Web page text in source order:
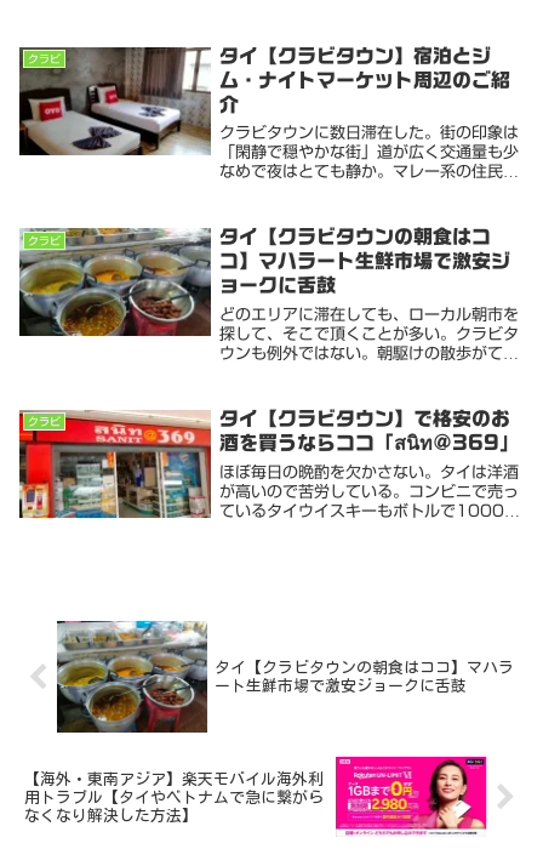
が8000円程に値上がりしてしまった。時
間もあるこ...
クラビ
タイ【クラビタウン】宿泊とジ
ム・ナイトマーケット周辺のご紹
介
クラビタウンに数日滞在した。街の印象は
「閑静で穏やかな街」道が広く交通量も少
なめで夜はとても静か。マレー系の住民や
ナンビーチに比べて物価も安く。外国人向
けコンドなど...
クラビ
タイ【クラビタウンの朝食はコ
コ】マハラート生鮮市場で激安ジ
ョークに舌鼓
どのエリアに滞在しても、ローカル朝市を
探して、そこで頂くことが多い。クラビタ
ウンも例外ではない。朝駆けの散歩がてら
なお寺なんかに立ち寄りながら腹をすかせ
る。2...
クラビ
タイ【クラビタウン】で格安のお
酒を買うならココ「สนิท@369」
ほぼ毎日の晩酌を欠かさない。タイは洋酒
が高いので苦労している。コンビニで売っ
ているタイウイスキーもボトルで1000円
タイ【クラビタウンの朝食はココ】マハラ
ート生鮮市場で激安ジョークに舌鼓
【海外・東南アジア】楽天モバイル海外利
用トラブル【タイやベトナムで急に繋がら
なくなり解決した方法】